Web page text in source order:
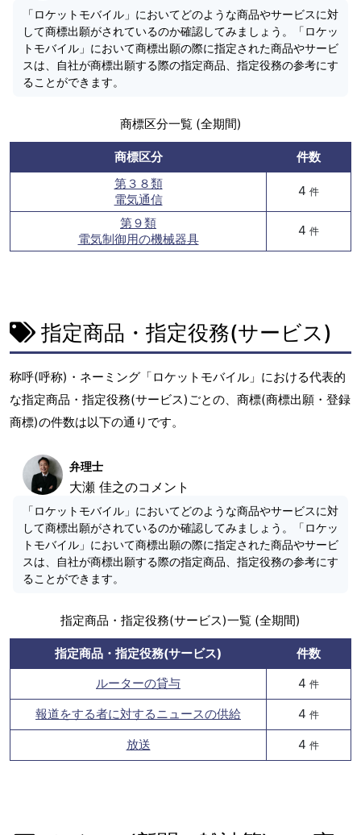
「ロケットモバイル」においてどのような商品やサービスに対
して商標出願がされているのか確認してみましょう。「ロケッ
トモバイル」において商標出願の際に指定された商品やサービ
スは、自社が商標出願する際の指定商品、指定役務の参考にす
ることができます。
商標区分一覧 (全期間)
商標区分
件数
第３８類
電気通信
4 件
第９類
電気制御用の機械器具
4 件
指定商品・指定役務(サービス)
称呼(呼称)・ネーミング「ロケットモバイル」における代表的
な指定商品・指定役務(サービス)ごとの、商標(商標出願・登録
商標)の件数は以下の通りです。
弁理士
大瀬 佳之のコメント
「ロケットモバイル」においてどのような商品やサービスに対
して商標出願がされているのか確認してみましょう。「ロケッ
トモバイル」において商標出願の際に指定された商品やサービ
スは、自社が商標出願する際の指定商品、指定役務の参考にす
ることができます。
指定商品・指定役務(サービス)一覧 (全期間)
指定商品・指定役務(サービス)
件数
ルーターの貸与
4 件
報道をする者に対するニュースの供給 4 件
放送 4 件